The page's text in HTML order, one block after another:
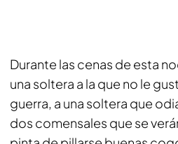
Durante las cenas de esta
una soltera a la que no le
guerra, a una soltera que
dos comensales que se